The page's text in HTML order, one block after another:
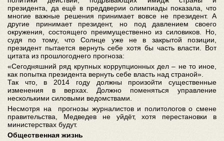
президента, да ещё в преддверии олимпиады показала, что
многие важные решения принимает вовсе не президент. А
другие принимает президент, но под давлением своего
окружения, состоящего преимущественно из силовиков. Но,
судя по тому, что Солнце уже не в закрытой позиции,
президент пытается вернуть себе хотя бы часть власти. Вот
цитата из прошлогоднего прогноза:
«Сегодняшний ряд крупных коррупционных дел – не то иное,
как попытка президента вернуть себе власть над страной».
Так что, в 2014 году должны произойти существенные
изменения в верхах. Должно поменяться управление
несколькими силовыми ведомствами.
Несмотря на прогнозы журналистов и политологов о смене
правительства, Медведев не уйдёт, хотя перестановки в
министерствах будут.
Общественная жизнь